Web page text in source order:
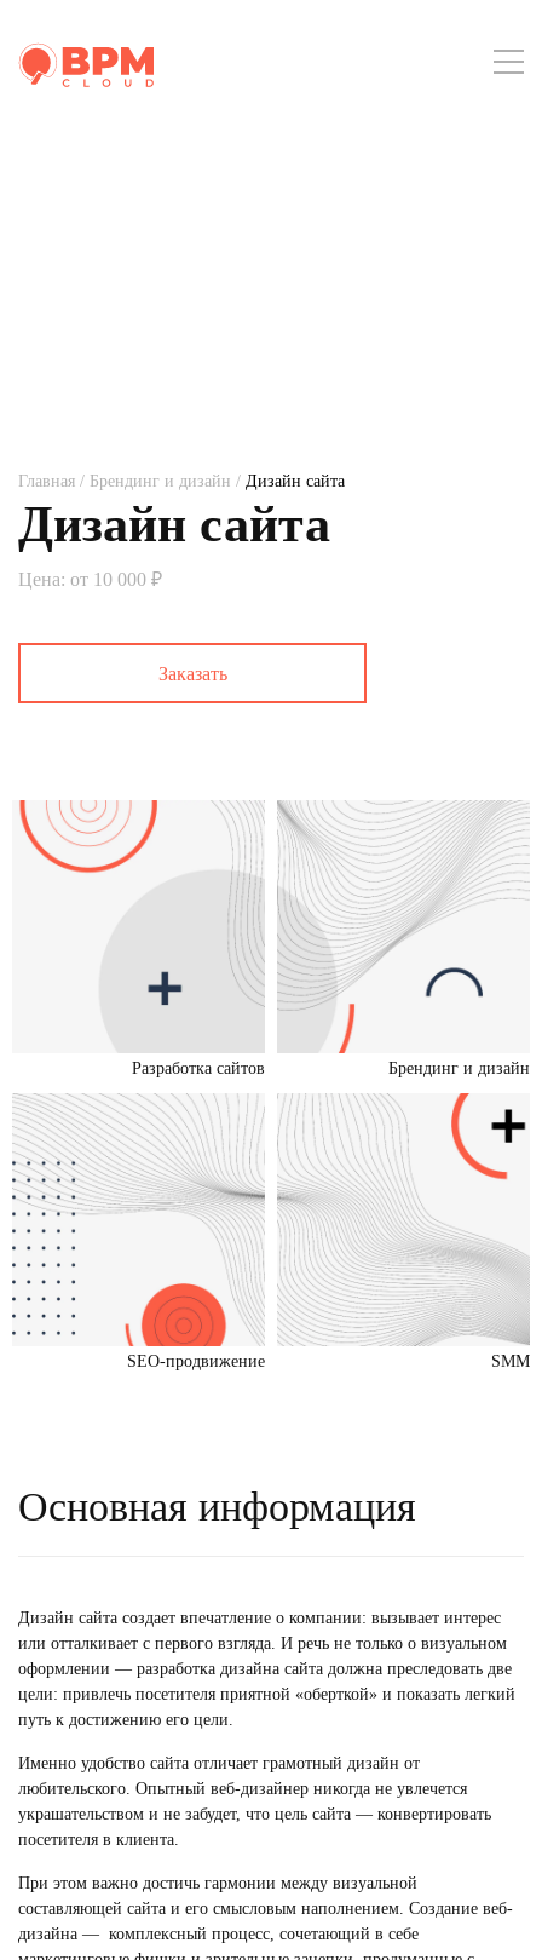
Главная / Брендинг и дизайн / Дизайн сайта
Дизайн сайта
Цена: от 10 000 ₽
Заказать
Разработка сайтов Брендинг и дизайн
SEO-продвижение SMM
Основная информация
Дизайн сайта создает впечатление о компании: вызывает интерес
или отталкивает с первого взгляда. И речь не только о визуальном
оформлении — разработка дизайна сайта должна преследовать две
цели: привлечь посетителя приятной «оберткой» и показать легкий
путь к достижению его цели.
Именно удобство сайта отличает грамотный дизайн от
любительского. Опытный веб-дизайнер никогда не увлечется
украшательством и не забудет, что цель сайта — конвертировать
посетителя в клиента.
При этом важно достичь гармонии между визуальной
составляющей сайта и его смысловым наполнением. Создание веб-
дизайна — комплексный процесс, сочетающий в себе